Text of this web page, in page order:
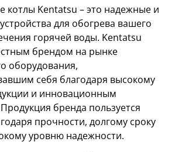
котлы Kentatsu – это надежные и
для обогрева вашего
горячей воды. Kentatsu
брендом на рынке
оборудования,
себя благодаря высокому
и инновационным
бренда пользуется
прочности, долгому сроку
уровню надежности.